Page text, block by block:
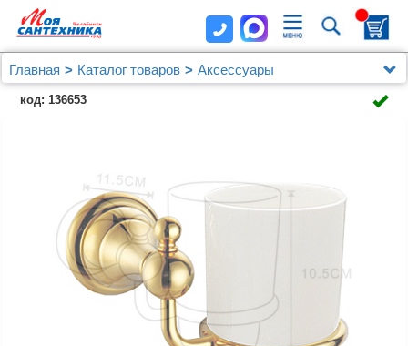
Главная Каталог товаров
Аксессуары
Стакан керамический Azario ELVIA, золото
(AZ91106Q)
код: 136653